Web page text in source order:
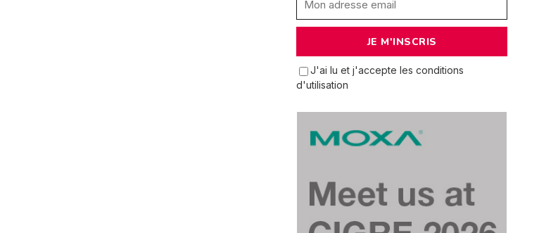
J'ai lu et j'accepte les conditions
d'utilisation